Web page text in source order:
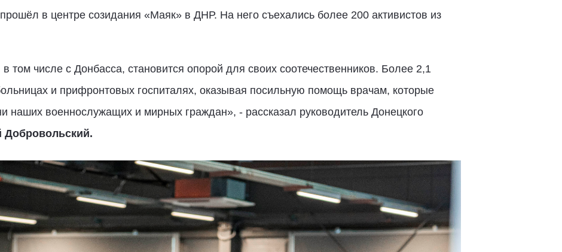
в центре созидания «Маяк» в ДНР. На него съехались более 200 активистов из
том числе с Донбасса, становится опорой для своих соотечественников. Более 2,1
и прифронтовых госпиталях, оказывая посильную помощь врачам, которые
наших военнослужащих и мирных граждан», - рассказал руководитель Донецкого
Добровольский.